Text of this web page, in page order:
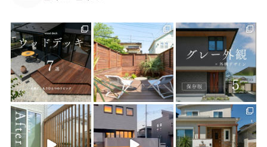
land_garden
15 0
land_garden
19 0
land_garden
20 0
land_garden
22 0
land_garden
0
land_garden
25 0